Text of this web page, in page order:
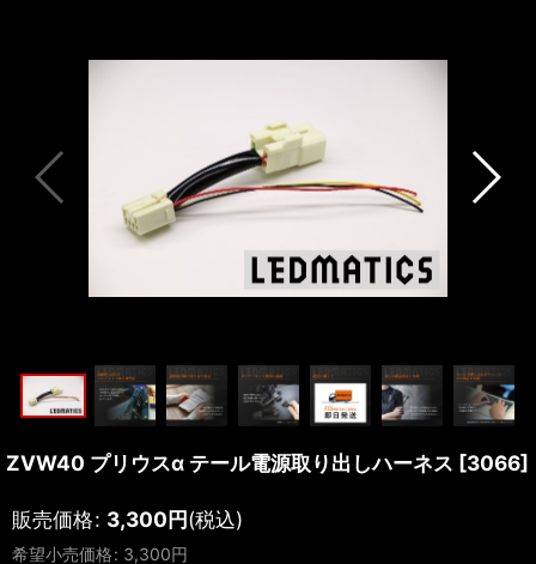
ZVW40 プリウスα テール電源取り出しハーネス [3066]
販売価格: 3,300円(税込)
希望小売価格: 3,300円